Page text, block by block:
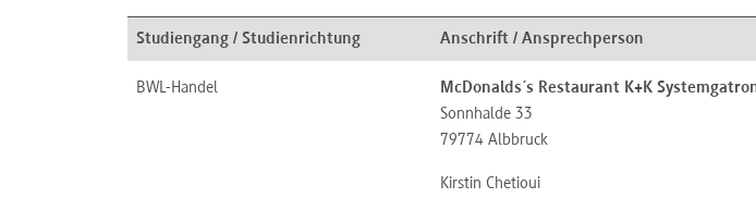
Studiengang / Studienrichtung Anschrift / Ansprechperson
BWL-Handel
McDonalds´s Restaurant K+K
Sonnhalde 33
79774 Albbruck
Kirstin Chetioui